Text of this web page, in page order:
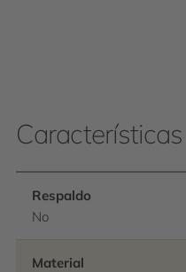
Respaldo
No
Material